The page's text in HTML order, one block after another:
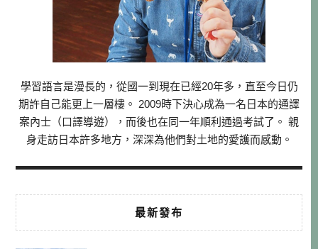
學習語言是漫長的，從國一到現在已經20年多，直至今日仍
期許自己能更上一層樓。 2009時下決心成為一名日本的通譯
案內士（口譯導遊），而後也在同一年順利通過考試了。 親
身走訪日本許多地方，深深為他們對土地的愛護而感動。
最新發布